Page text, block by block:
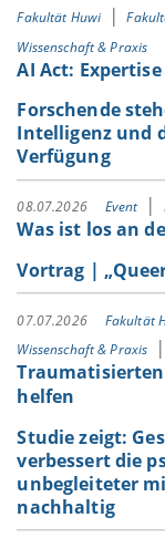
Fakultät Huwi
Wissenschaft & Praxis
AI Act:
Forschende
Intelligenz und
Verfügung
08.07.2026 Event
Was ist los an
Vortrag |
07.07.2026 Fakultät
Wissenschaft & Praxis
helfen
Studie zeigt:
verbessert die
unbegleiteter
nachhaltig